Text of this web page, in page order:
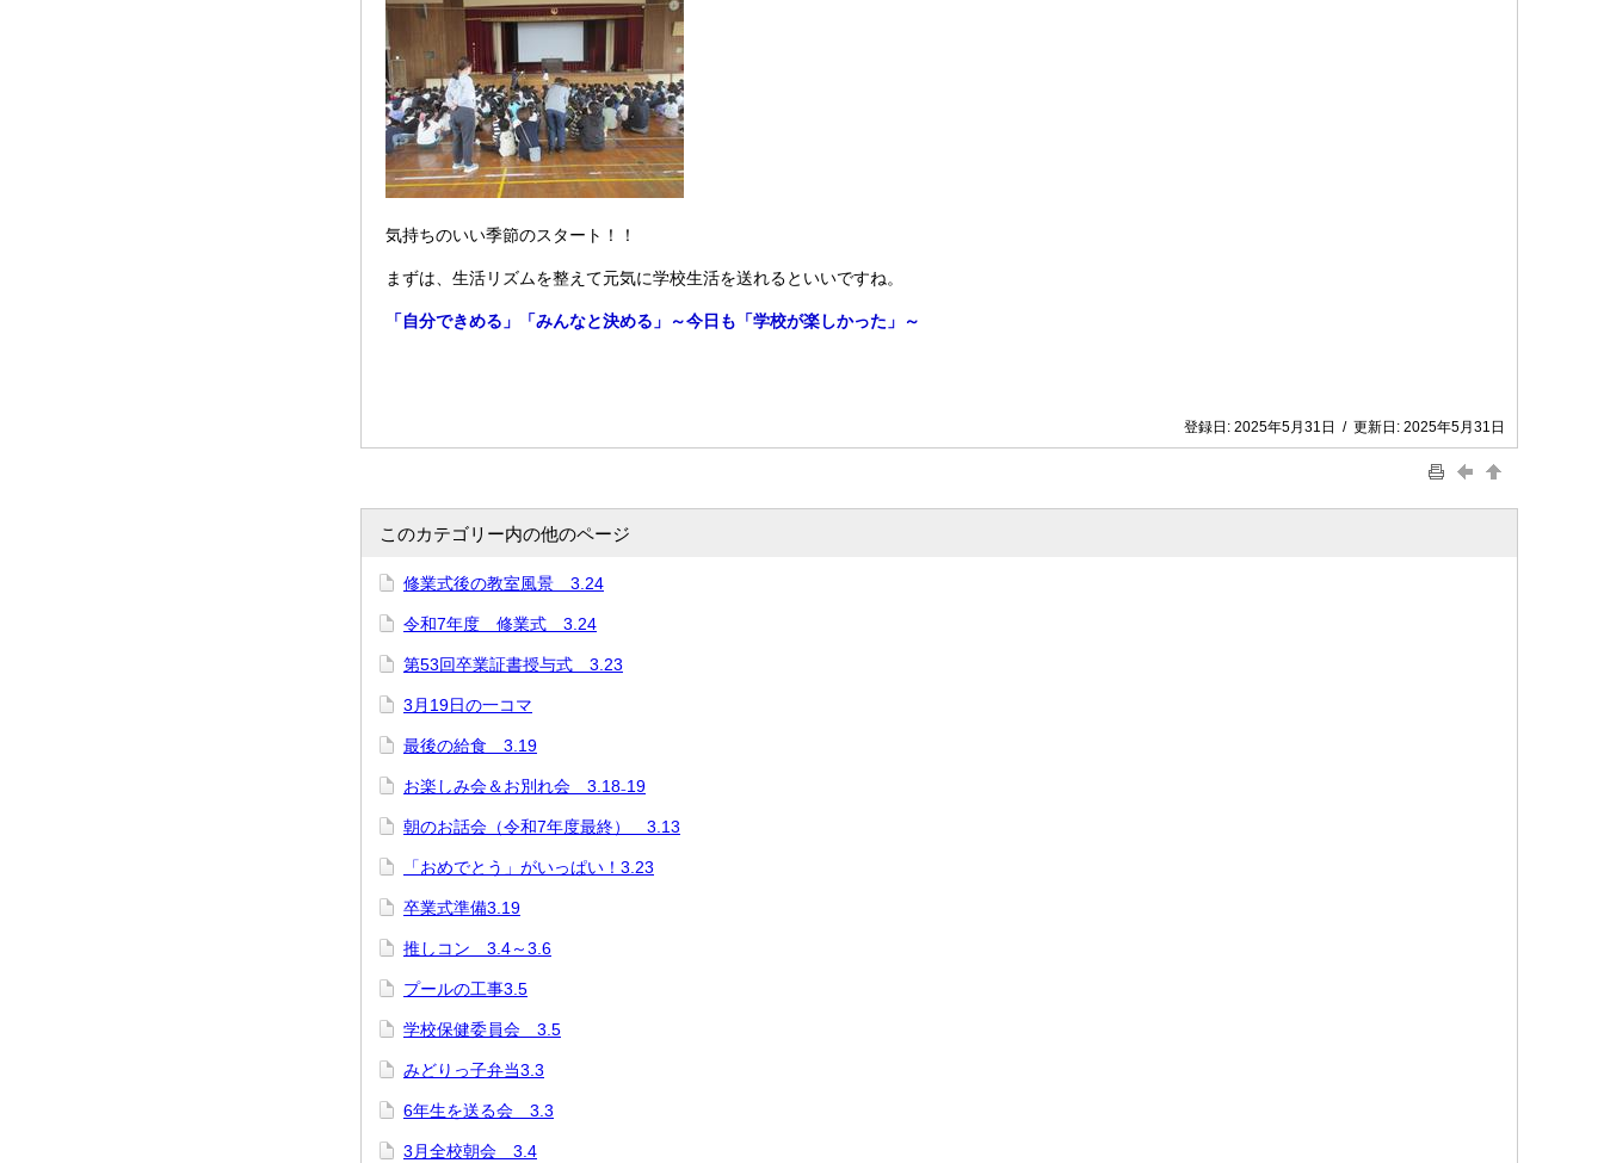
気持ちのいい季節のスタート！！
まずは、生活リズムを整えて元気に学校生活を送れるといいですね。
「自分できめる」「みんなと決める」～今日も「学校が楽しかった」～
登録日: 2025年5月31日 / 更新日: 2025年5月31日
このカテゴリー内の他のページ
修業式後の教室風景 3.24
令和7年度 修業式 3.24
第53回卒業証書授与式 3.23
3月19日の一コマ
最後の給食 3.19
お楽しみ会＆お別れ会 3.18₋19
朝のお話会（令和7年度最終） 3.13
「おめでとう」がいっぱい！3.23
卒業式準備3.19
推しコン 3.4～3.6
プールの工事3.5
学校保健委員会 3.5
みどりっ子弁当3.3
6年生を送る会 3.3
3月全校朝会 3.4